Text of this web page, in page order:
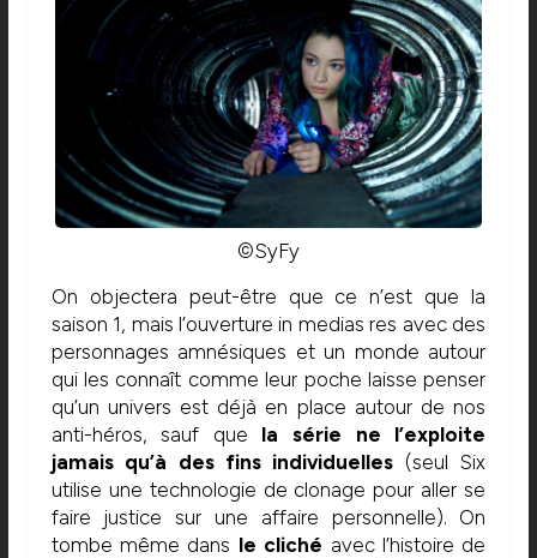
©SyFy
On objectera peut-être que ce n’est que la
saison 1, mais l’ouverture in medias res avec des
personnages amnésiques et un monde autour
qui les connaît comme leur poche laisse penser
qu’un univers est déjà en place autour de nos
anti-héros, sauf que la série ne l’exploite
jamais qu’à des fins individuelles (seul Six
utilise une technologie de clonage pour aller se
faire justice sur une affaire personnelle). On
tombe même dans le cliché avec l’histoire de